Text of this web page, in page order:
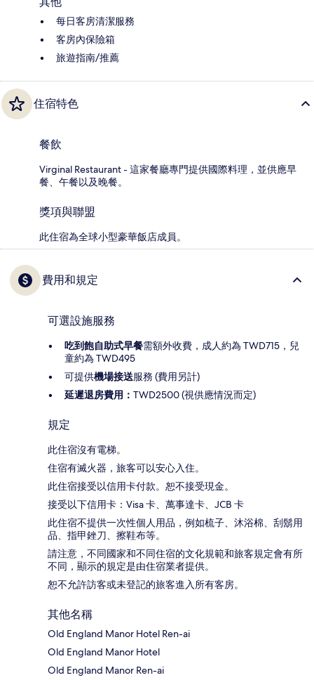
每日客房清潔服務
客房內保險箱
旅遊指南/推薦
住宿特色
餐飲
Virginal Restaurant - 這家餐廳專門提供國際料理，並供應早
餐、午餐以及晚餐。
獎項與聯盟
此住宿為全球小型豪華飯店成員。
費用和規定
可選設施服務
吃到飽自助式早餐需額外收費，成人約為 TWD715，兒
童約為 TWD495
可提供機場接送服務 (費用另計)
延遲退房費用： TWD2500 (視供應情況而定)
規定
此住宿沒有電梯。
住宿有滅火器，旅客可以安心入住。
此住宿接受以信用卡付款。恕不接受現金。
接受以下信用卡：Visa 卡、萬事達卡、JCB 卡
此住宿不提供一次性個人用品，例如梳子、沐浴棉、刮鬍用
品、指甲銼刀、擦鞋布等。
請注意，不同國家和不同住宿的文化規範和旅客規定會有所
不同，顯示的規定是由住宿業者提供。
恕不允許訪客或未登記的旅客進入所有客房。
其他名稱
Old England Manor Hotel Ren-ai
Old England Manor Hotel
Old England Manor Ren-ai